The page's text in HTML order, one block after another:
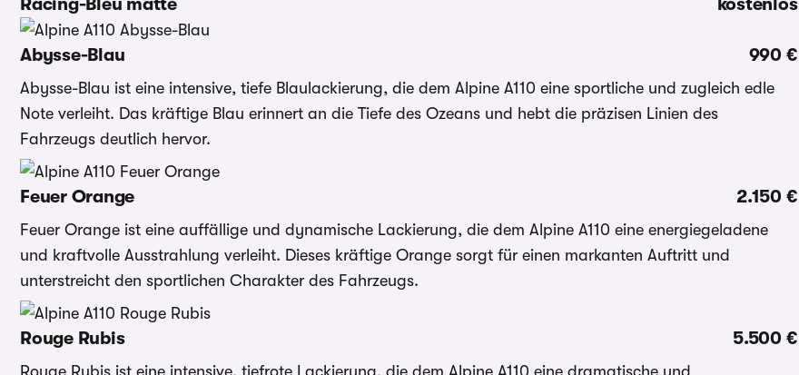
Abysse-Blau 990 €
Abysse-Blau ist eine intensive, tiefe Blaulackierung, die dem Alpine A110 eine sportliche und zugleich edle
Note verleiht. Das kräftige Blau erinnert an die Tiefe des Ozeans und hebt die präzisen Linien des
Fahrzeugs deutlich hervor.
Feuer Orange 2.150 €
Feuer Orange ist eine auffällige und dynamische Lackierung, die dem Alpine A110 eine energiegeladene
und kraftvolle Ausstrahlung verleiht. Dieses kräftige Orange sorgt für einen markanten Auftritt und
unterstreicht den sportlichen Charakter des Fahrzeugs.
Rouge Rubis 5.500 €
Rouge Rubis ist eine intensive, tiefrote Lackierung, die dem Alpine A110 eine dramatische und